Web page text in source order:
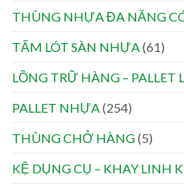
THÙNG NHỰA ĐA NĂNG
TẤM LÓT SÀN NHỰA(61)
LỒNG TRỮ HÀNG – PALLET
PALLET NHỰA(254)
THÙNG CHỞ HÀNG(5)
KỆ DỤNG CỤ – KHAY LINH